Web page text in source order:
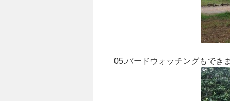
05.バードウォッチングもでき